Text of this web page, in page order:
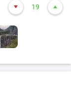
19
7
10
12
3